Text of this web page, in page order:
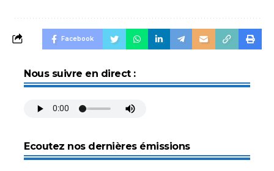
Facebook
Nous suivre en direct :
Ecoutez nos dernières émissions